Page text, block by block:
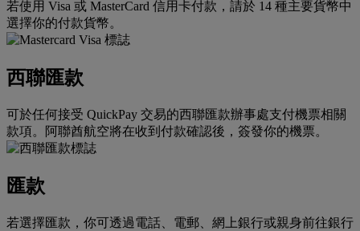
若使用 Visa 或 MasterCard 信用卡付款，請於 14 種主要貨幣中
選擇你的付款貨幣。
西聯匯款
可於任何接受 QuickPay 交易的西聯匯款辦事處支付機票相關
款項。阿聯酋航空將在收到付款確認後，簽發你的機票。
匯款
若選擇匯款，你可透過電話、電郵、網上銀行或親身前往銀行